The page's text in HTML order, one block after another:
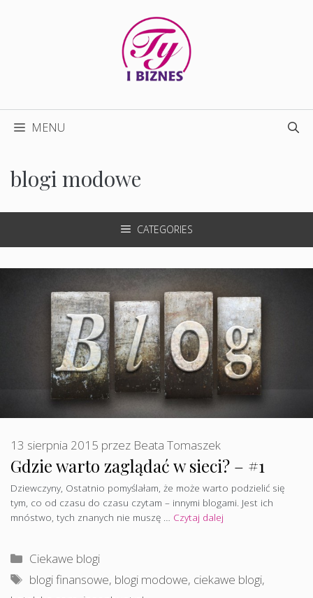
MENU
blogi modowe
CATEGORIES
Gdzie warto zaglądać w sieci? – #1
13 sierpnia 2015 przez Beata Tomaszek
Dziewczyny, Ostatnio pomyślałam, że może warto podzielić się
tym, co od czasu do czasu czytam – innymi blogami. Jest ich
mnóstwo, tych znanych nie muszę … Czytaj dalej
Kategorie
Ciekawe blogi
Tagi
blogi finansowe, blogi modowe, ciekawe blogi,